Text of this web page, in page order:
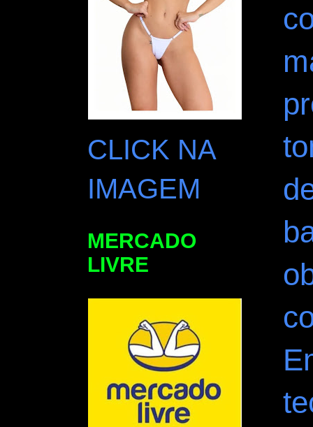
CLICK NA
IMAGEM
MERCADO
LIVRE